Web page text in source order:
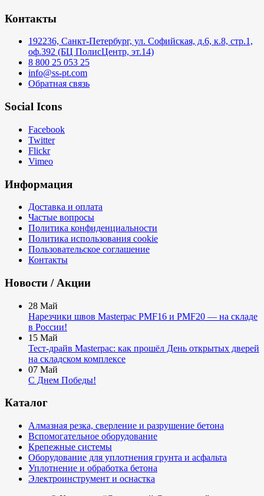
Контакты
192236, Санкт-Петербург, ул. Софийская, д.6, к.8, стр.1,
оф.392 (БЦ ПолисЦентр, эт.14)
8 800 25 053 25
info@ss-pt.com
Обратная связь
Social Icons
Facebook
Twitter
Flickr
Vimeo
Информация
Доставка и оплата
Частые вопросы
Политика конфиденциальности
Политика использования cookie
Пользовательское соглашение
Контакты
Новости / Акции
28 Май
Нарезчики швов Masterpac PMF16 и PMF20 — на складе
в России!
15 Май
Тест-драйв Masterpac: как прошёл День открытых дверей
на складском комплексе
07 Май
С Днем Победы!
Каталог
Алмазная резка, сверление и разрушение бетона
Вспомогательное оборудование
Крепежные системы
Оборудование для уплотнения грунта и асфальта
Уплотнение и обработка бетона
Электроинструмент и оснастка